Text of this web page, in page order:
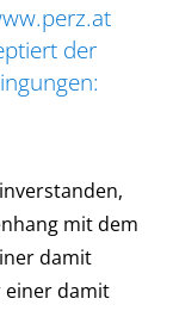
der
mit dem
damit
einer damit